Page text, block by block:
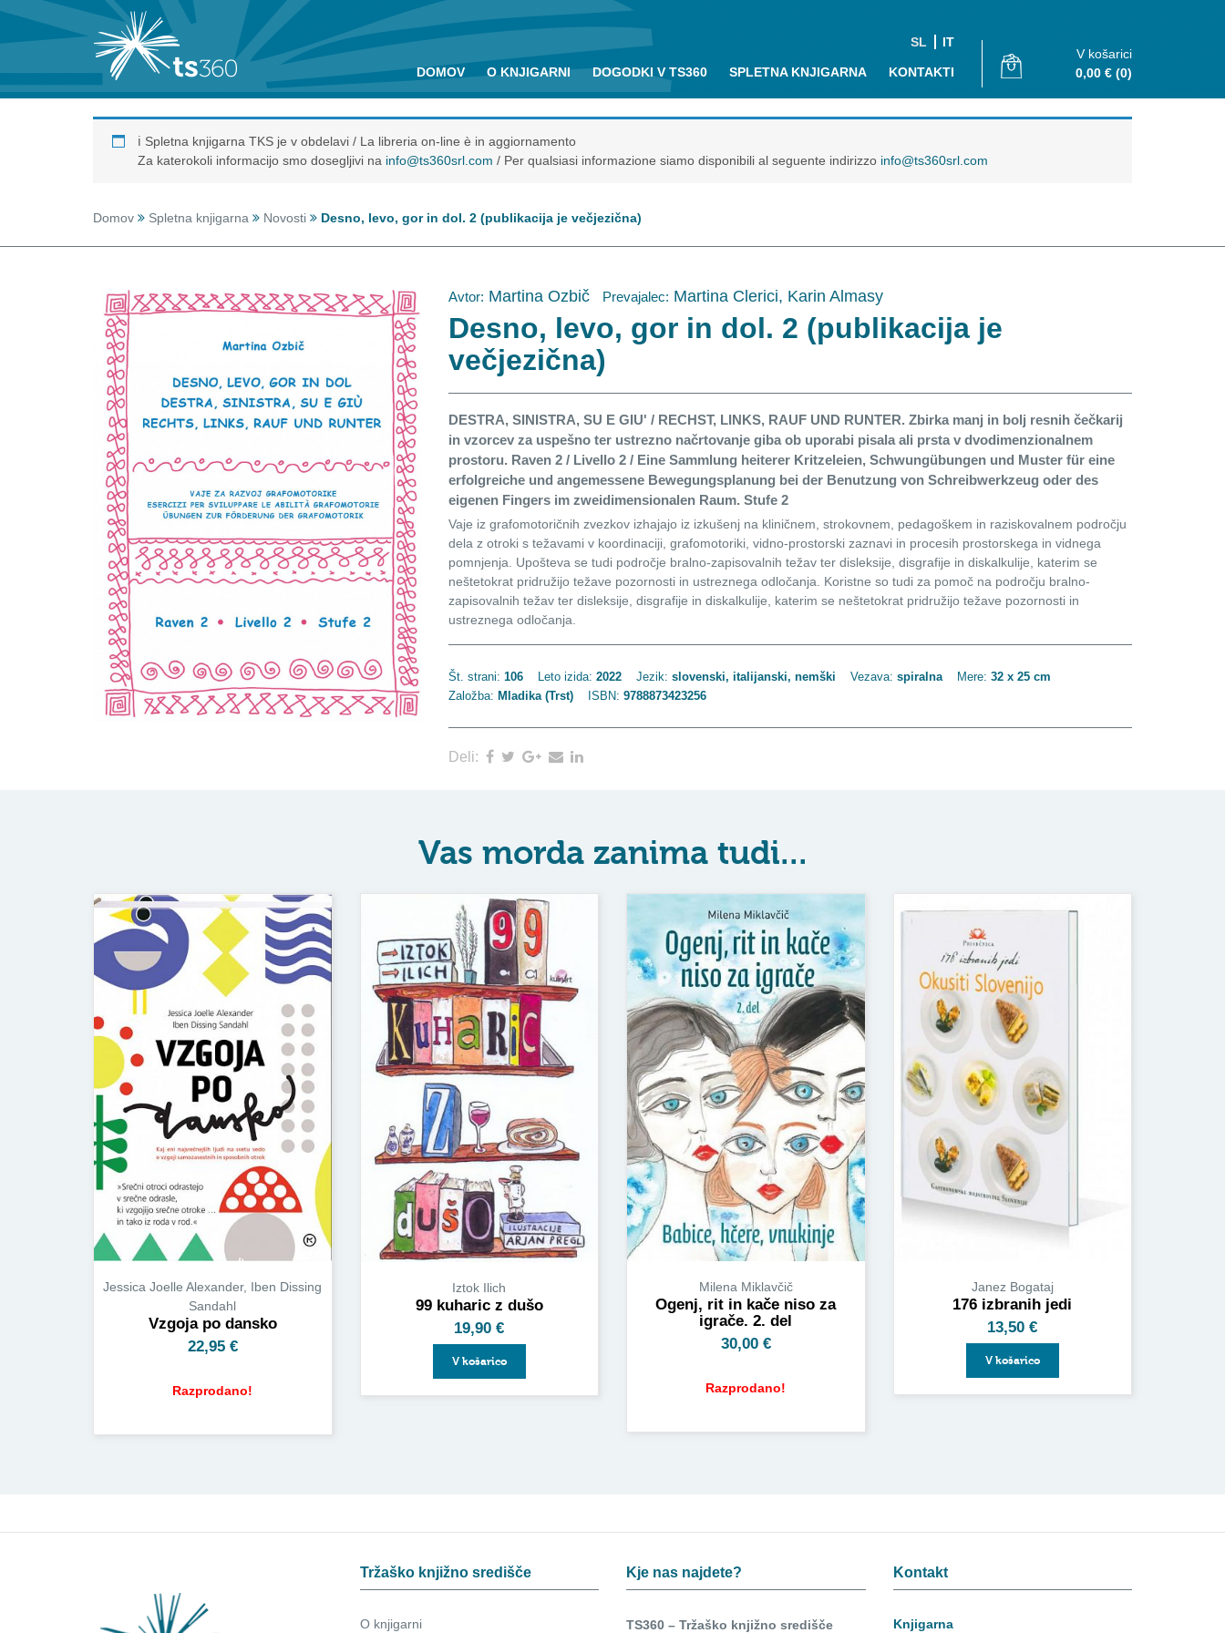
SL IT
DOMOV O KNJIGARNI DOGODKI V TS360 SPLETNA KNJIGARNA KONTAKTI
V košarici
0,00 € (0)
ℹ️ Spletna knjigarna TKS je v obdelavi / La libreria on-line è in aggiornamento
Za katerokoli informacijo smo dosegljivi na info@ts360srl.com / Per qualsiasi informazione siamo disponibili al seguente indirizzo info@ts360srl.com
Domov Spletna knjigarna Novosti Desno, levo, gor in dol. 2 (publikacija je večjezična)
Avtor: Martina Ozbič Prevajalec: Martina Clerici, Karin Almasy
Desno, levo, gor in dol. 2 (publikacija je
večjezična)
DESTRA, SINISTRA, SU E GIU' / RECHST, LINKS, RAUF UND RUNTER. Zbirka manj in bolj resnih čečkarij
in vzorcev za uspešno ter ustrezno načrtovanje giba ob uporabi pisala ali prsta v dvodimenzionalnem
prostoru. Raven 2 / Livello 2 / Eine Sammlung heiterer Kritzeleien, Schwungübungen und Muster für eine
erfolgreiche und angemessene Bewegungsplanung bei der Benutzung von Schreibwerkzeug oder des
eigenen Fingers im zweidimensionalen Raum. Stufe 2
Vaje iz grafomotoričnih zvezkov izhajajo iz izkušenj na kliničnem, strokovnem, pedagoškem in raziskovalnem področju
dela z otroki s težavami v koordinaciji, grafomotoriki, vidno-prostorski zaznavi in procesih prostorskega in vidnega
pomnjenja. Upošteva se tudi področje bralno-zapisovalnih težav ter disleksije, disgrafije in diskalkulije, katerim se
neštetokrat pridružijo težave pozornosti in ustreznega odločanja. Koristne so tudi za pomoč na področju bralno-
zapisovalnih težav ter disleksije, disgrafije in diskalkulije, katerim se neštetokrat pridružijo težave pozornosti in
ustreznega odločanja.
Št. strani: 106 Leto izida: 2022 Jezik: slovenski, italijanski, nemški Vezava: spiralna Mere: 32 x 25 cm
Založba: Mladika (Trst) ISBN: 9788873423256
Deli:
Vas morda zanima tudi...
Jessica Joelle Alexander, Iben Dissing
Sandahl
Vzgoja po dansko
22,95 €
Razprodano!
Iztok Ilich
99 kuharic z dušo
19,90€
V košarico
Milena Miklavčič
Ogenj, rit in kače niso za
igrače. 2. del
30,00 €
Razprodano!
Janez Bogataj
176 izbranih jedi
13,50€
V košarico
Tržaško knjižno središče
O knjigarni
Kje nas najdete?
TS360 – Tržaško knjižno središče
Kontakt
Knjigarna